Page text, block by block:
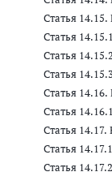
Статья
Статья
Статья
Статья
Статья
Статья
Статья
Статья
Статья